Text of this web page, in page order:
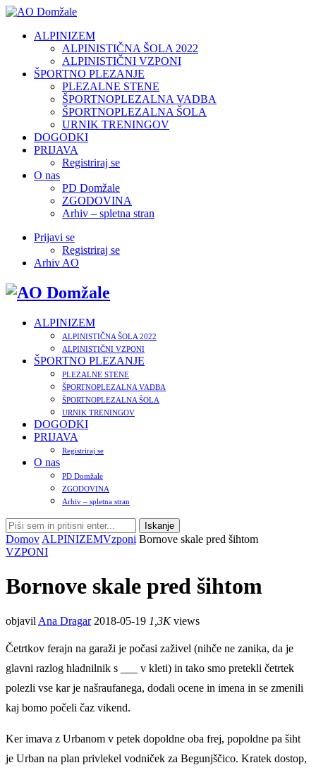
ALPINIZEM
ALPINISTIČNA ŠOLA 2022
ALPINISTIČNI VZPONI
ŠPORTNO PLEZANJE
PLEZALNE STENE
ŠPORTNOPLEZALNA VADBA
ŠPORTNOPLEZALNA ŠOLA
URNIK TRENINGOV
DOGODKI
PRIJAVA
Registriraj se
O nas
PD Domžale
ZGODOVINA
Arhiv – spletna stran
Prijavi se
Registriraj se
Arhiv AO
ALPINIZEM
ALPINISTIČNA ŠOLA 2022
ALPINISTIČNI VZPONI
ŠPORTNO PLEZANJE
PLEZALNE STENE
ŠPORTNOPLEZALNA VADBA
ŠPORTNOPLEZALNA ŠOLA
URNIK TRENINGOV
DOGODKI
PRIJAVA
Registriraj se
O nas
PD Domžale
ZGODOVINA
Arhiv – spletna stran
Domov ALPINIZEMVzponi Bornove skale pred šihtom
VZPONI
Bornove skale pred šihtom
objavil Ana Dragar 2018-05-19 1,3Kviews
Četrtkov ferajn na garaži je počasi zaživel (nihče ne zanika, da je
glavni razlog hladnilnik s ___ v kleti) in tako smo pretekli četrtek
polezli vse kar je našraufanega, dodali ocene in imena in se zmenili
kaj bomo počeli čaz vikend.
Ker imava z Urbanom v petek dopoldne oba frej, popoldne pa šiht
je Urban na plan privlekel vodniček za Begunjščico. Kratek dostop,